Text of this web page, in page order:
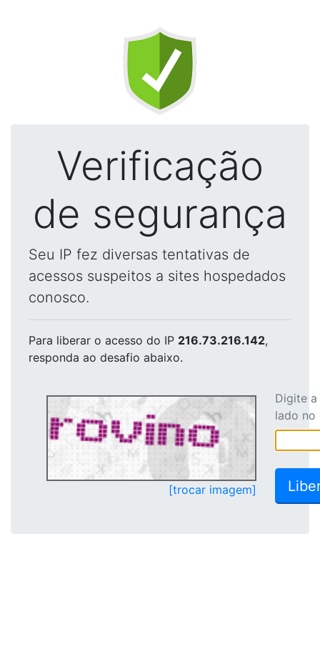
Verificação
de segurança
Seu IP fez diversas tentativas de
acessos suspeitos a sites hospedados
conosco.
Para liberar o acesso do IP 216.73.216.142,
responda ao desafio abaixo.
[trocar imagem]
Digite
lado no